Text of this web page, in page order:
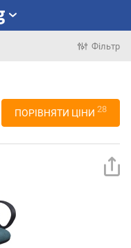
Фільтр
ПОРІВНЯТИ ЦІНИ 28